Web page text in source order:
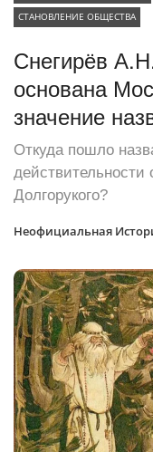
СТАНОВЛЕНИЕ ОБЩЕСТВА
Снегирёв
основана
значение
Откуда пошло
Долгорукого?
Неофициальная